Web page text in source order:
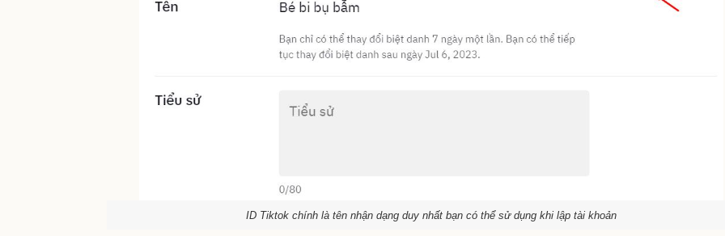
ID Tiktok chính là tên nhận dạng duy nhất bạn có thể sử dụng khi lập tài khoản